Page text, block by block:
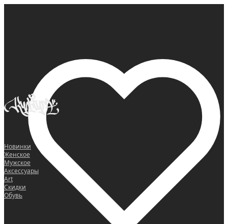
0
Новинки
Женское
Мужское
Аксессуары
Art
Скидки
Обувь